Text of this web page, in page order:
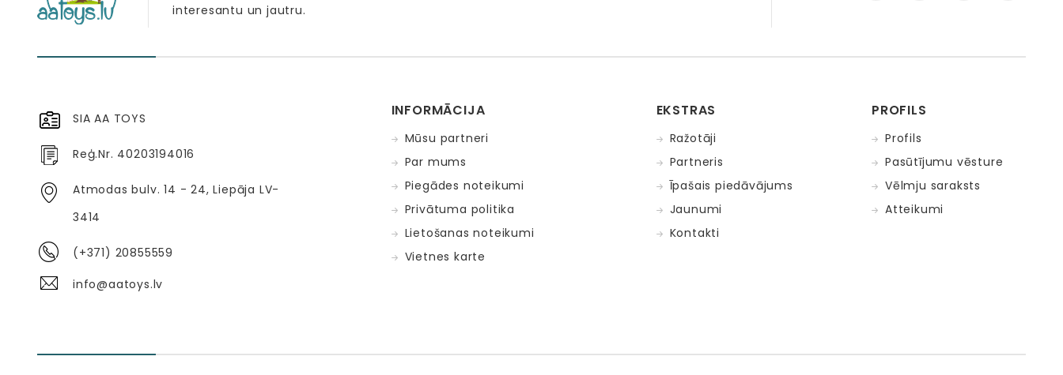
interesantu un jautru.
SIA AA TOYS
Reģ.Nr. 40203194016
Atmodas bulv. 14 - 24, Liepāja LV-
3414
(+371) 20855559
info@aatoys.lv
INFORMĀCIJA
Mūsu partneri
Par mums
Piegādes noteikumi
Privātuma politika
Lietošanas noteikumi
Vietnes karte
EKSTRAS
Ražotāji
Partneris
Īpašais piedāvājums
Jaunumi
Kontakti
PROFILS
Profils
Pasūtījumu vēsture
Vēlmju saraksts
Atteikumi